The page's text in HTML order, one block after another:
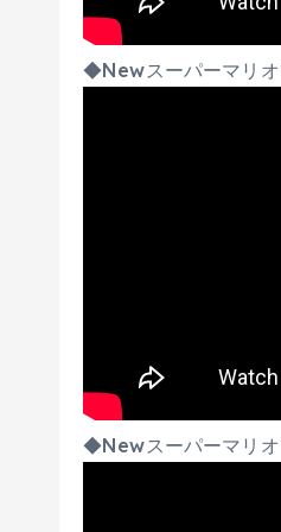
◆Newスーパーマリオ
◆Newスーパーマリオ